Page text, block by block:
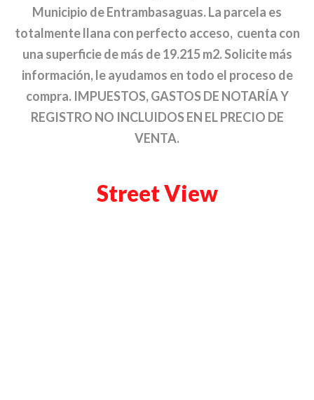
Municipio de Entrambasaguas. La parcela es
totalmente llana con perfecto acceso, cuenta con
una superficie de más de 19.215 m2. Solicite más
información, le ayudamos en todo el proceso de
compra. IMPUESTOS, GASTOS DE NOTARÍA Y
REGISTRO NO INCLUIDOS EN EL PRECIO DE
VENTA.
Street View